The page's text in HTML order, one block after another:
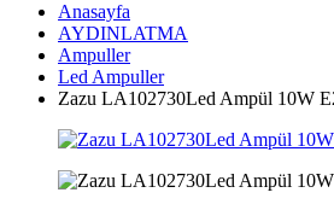
Anasayfa
AYDINLATMA
Ampuller
Led Ampuller
Zazu LA102730Led Ampül 10W